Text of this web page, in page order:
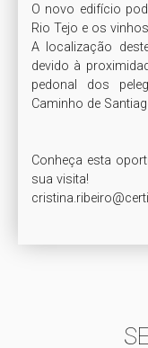
O novo edifício
Rio Tejo e os
A localização
devido à
pedonal dos
Caminho de
Conheça esta
sua visita!